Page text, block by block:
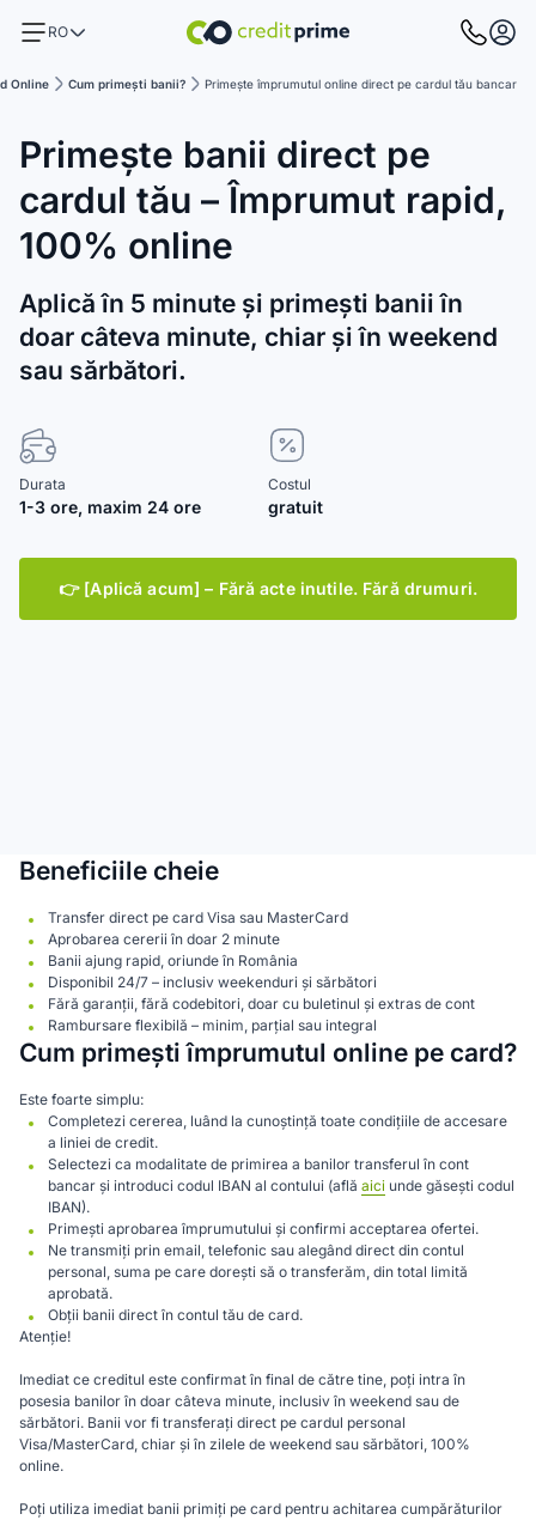
RO
Online Cum primești banii? Primește împrumutul online direct pe cardul tău bancar
Primește banii direct pe
cardul tău – Împrumut rapid,
100% online
Aplică în 5 minute și primești banii în
doar câteva minute, chiar și în weekend
sau sărbători.
Durata
1-3 ore, maxim 24 ore
Costul
gratuit
👉 [Aplică acum] – Fără acte inutile. Fără drumuri.
Beneficiile cheie
Transfer direct pe card Visa sau MasterCard
Aprobarea cererii în doar 2 minute
Banii ajung rapid, oriunde în România
Disponibil 24/7 – inclusiv weekenduri și sărbători
Fără garanții, fără codebitori, doar cu buletinul și extras de cont
Rambursare flexibilă – minim, parțial sau integral
Cum primești împrumutul online pe card?
Este foarte simplu:
Completezi cererea, luând la cunoștință toate condițiile de accesare
a liniei de credit.
Selectezi ca modalitate de primirea a banilor transferul în cont
bancar și introduci codul IBAN al contului (află aici unde găsești codul
IBAN).
Primești aprobarea împrumutului și confirmi acceptarea ofertei.
Ne transmiți prin email, telefonic sau alegând direct din contul
personal, suma pe care dorești să o transferăm, din total limită
aprobată.
Obții banii direct în contul tău de card.
Atenție!
Imediat ce creditul este confirmat în final de către tine, poți intra în
posesia banilor în doar câteva minute, inclusiv în weekend sau de
sărbători. Banii vor fi transferați direct pe cardul personal
Visa/MasterCard, chiar și în zilele de weekend sau sărbători, 100%
online.
Poți utiliza imediat banii primiți pe card pentru achitarea cumpărăturilor